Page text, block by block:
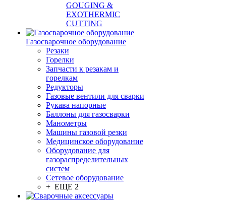
GOUGING &
EXOTHERMIC
CUTTING
Газосварочное оборудование
Резаки
Горелки
Запчасти к резакам и
горелкам
Редукторы
Газовые вентили для сварки
Рукава напорные
Баллоны для газосварки
Манометры
Машины газовой резки
Медицинское оборудование
Оборудование для
газораспределительных
систем
Сетевое оборудование
+ ЕЩЕ 2